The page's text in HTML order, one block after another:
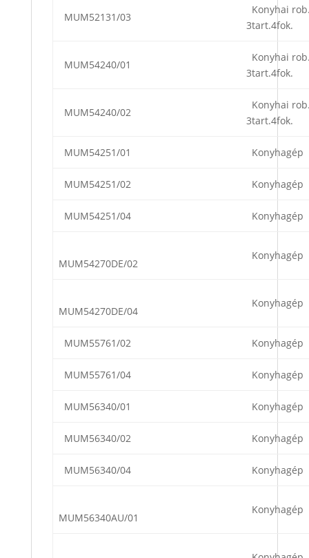
MUM52131/03
Konyhai
3tart.4fok.
MUM54240/01
Konyhai
3tart.4fok.
MUM54240/02
Konyhai
3tart.4fok.
MUM54251/01 Konyhagép
MUM54251/02 Konyhagép
MUM54251/04 Konyhagép
MUM54270DE/02
Konyhagép
MUM54270DE/04
Konyhagép
MUM55761/02 Konyhagép
MUM55761/04 Konyhagép
MUM56340/01 Konyhagép
MUM56340/02 Konyhagép
MUM56340/04 Konyhagép
MUM56340AU/01
Konyhagép